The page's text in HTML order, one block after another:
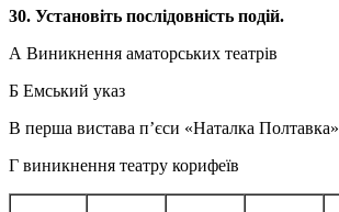
30. Установіть послідовність подій.
А Виникнення аматорських театрів
Б Емський указ
В перша вистава п’єси «Наталка Полтавка»
Г виникнення театру корифеїв